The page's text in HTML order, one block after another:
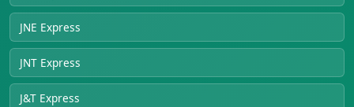
JNE Express
JNT Express
J&T Express